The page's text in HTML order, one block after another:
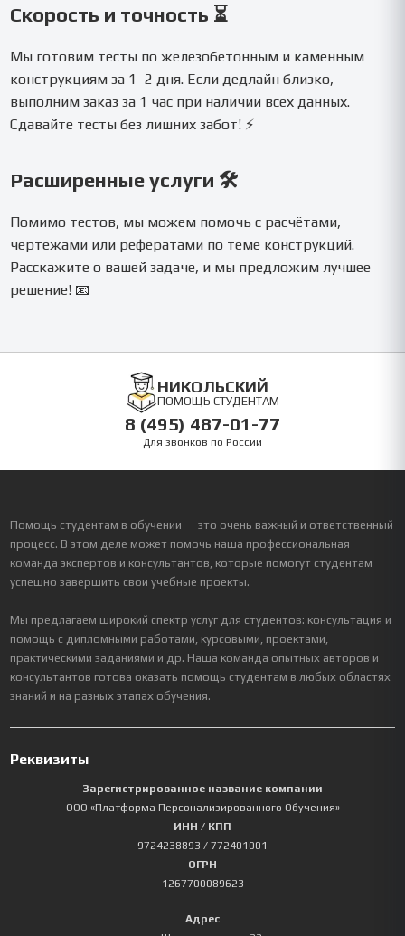
Скорость и точность ⏳
Мы готовим тесты по железобетонным и каменным
конструкциям за 1–2 дня. Если дедлайн близко,
выполним заказ за 1 час при наличии всех данных.
Сдавайте тесты без лишних забот! ⚡
Расширенные услуги 🛠️
Помимо тестов, мы можем помочь с расчётами,
чертежами или рефератами по теме конструкций.
Расскажите о вашей задаче, и мы предложим лучшее
решение! 📧
НИКОЛЬСКИЙ
ПОМОЩЬ СТУДЕНТАМ
8 (495) 487-01-77
Для звонков по России
Помощь студентам в обучении — это очень важный и ответственный
процесс. В этом деле может помочь наша профессиональная
команда экспертов и консультантов, которые помогут студентам
успешно завершить свои учебные проекты.
Мы предлагаем широкий спектр услуг для студентов: консультация и
помощь с дипломными работами, курсовыми, проектами,
практическими заданиями и др. Наша команда опытных авторов и
консультантов готова оказать помощь студентам в любых областях
знаний и на разных этапах обучения.
Реквизиты
Зарегистрированное название компании
ООО «Платформа Персонализированного Обучения»
ИНН / КПП
9724238893 / 772401001
ОГРН
1267700089623
Адрес